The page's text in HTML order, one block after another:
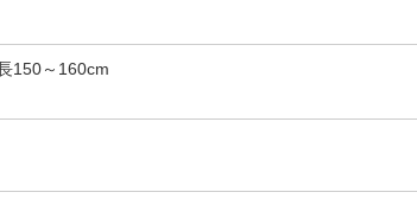
150～160cm